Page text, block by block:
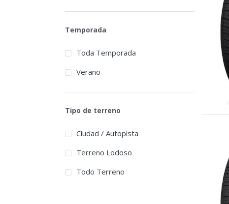
Temporada
Toda Temporada
Verano
Tipo de terreno
Ciudad / Autopista
Terreno Lodoso
Todo Terreno